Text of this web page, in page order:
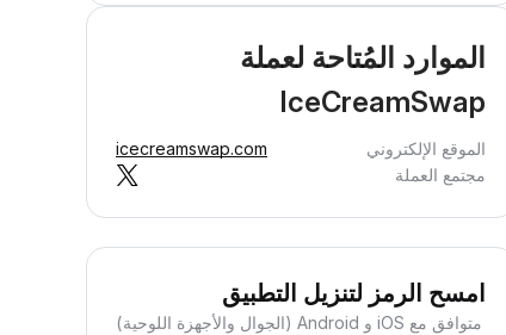
الموارد المُتاحة لعملة
IceCreamSwap
الموقع الإلكتروني
icecreamswap.com
مجتمع العملة
امسح الرمز لتنزيل التطبيق
متوافق مع iOS و Android (الجوال والأجهزة اللوحية)